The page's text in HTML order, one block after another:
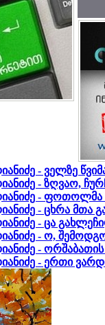
- ველზე
- ზღვაო,
-
- ცხრა მთა
- ცა
- ო,
- ორშაბათის
- ერთი